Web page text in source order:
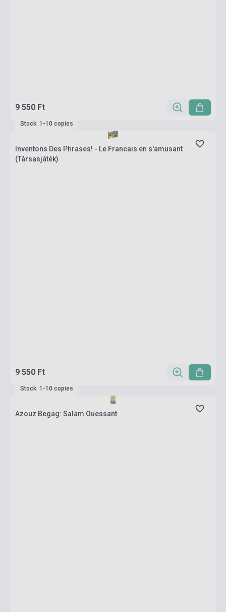
9 550 Ft
Stock: 1-10 copies
Inventons Des Phrases! - Le Francais en s'amusant
(Társasjáték)
9 550 Ft
Stock: 1-10 copies
Azouz Begag: Salam Ouessant